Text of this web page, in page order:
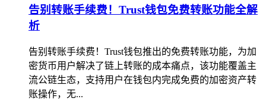
告别转账手续费！Trust钱包免费转账功能全解
析
告别转账手续费！Trust钱包推出的免费转账功能，为加
密货币用户解决了链上转账的成本痛点，该功能覆盖主
流公链生态，支持用户在钱包内完成免费的加密资产转
账操作，无...